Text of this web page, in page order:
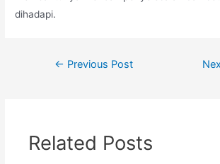
dihadapi.
← Previous Post
Related Posts